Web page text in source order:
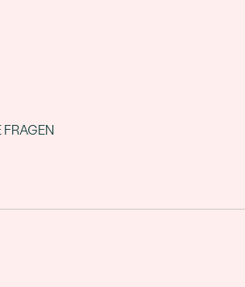
FRAGEN